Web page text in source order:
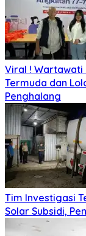
Viral ! Wartawati
Termuda dan
Penghalang
Tim Investigasi
Solar Subsidi,